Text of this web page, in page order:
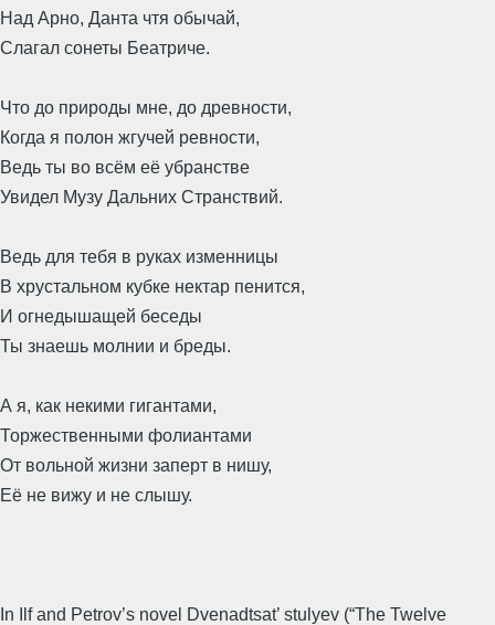
Над Арно, Данта чтя обычай,
Слагал сонеты Беатриче.
Что до природы мне, до древности,
Когда я полон жгучей ревности,
Ведь ты во всём её убранстве
Увидел Музу Дальних Странствий.
Ведь для тебя в руках изменницы
В хрустальном кубке нектар пенится,
И огнедышащей беседы
Ты знаешь молнии и бреды.
А я, как некими гигантами,
Торжественными фолиантами
От вольной жизни заперт в нишу,
Её не вижу и не слышу.
In Ilf and Petrov’s novel Dvenadtsat’ stulyev (“The Twelve